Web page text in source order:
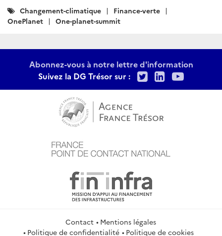
Catégories
:
Changement-climatique
Finance-verte
OnePlanet
One-planet-summit
Abonnez-vous à notre lettre d'information
Suivez la DG Trésor sur :
TwitterLinkedIn
Contact
Mentions légales
Politique de confidentialité
Politique de cookies